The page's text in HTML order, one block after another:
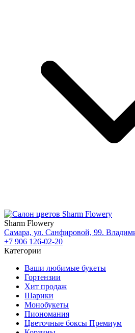
Sharm Flowery
Самара, ул. Санфировой, 99.
+7 906 126-02-20
Категории
Ваши любимые букеты
Гортензии
Хит продаж
Шарики
Монобукеты
Пиономания
Цветочные боксы Премиум